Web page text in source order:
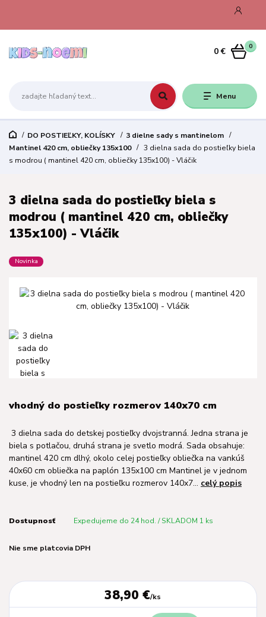
Menu
0
0 €
DO POSTIEĽKY, KOLÍSKY
3 dielne sady s mantinelom
Mantinel 420 cm, obliečky 135x100
3 dielna sada do postieľky biela
s modrou ( mantinel 420 cm, obliečky 135x100) - Vláčik
3 dielna sada do postieľky biela s
modrou ( mantinel 420 cm, obliečky
135x100) - Vláčik
Novinka
vhodný do postieľky rozmerov 140x70 cm
3 dielna sada do detskej postieľky dvojstranná. Jedna strana je
biela s potlačou, druhá strana je svetlo modrá. Sada obsahuje:
mantinel 420 cm dlhý, okolo celej postieľky obliečka na vankúš
40x60 cm obliečka na paplón 135x100 cm Mantinel je v jednom
kuse, je vhodný len na postieľku rozmerov 140x7... celý popis
Dostupnosť Expedujeme do 24 hod. / SKLADOM 1 ks
Nie sme platcovia DPH
38,90 €/ks